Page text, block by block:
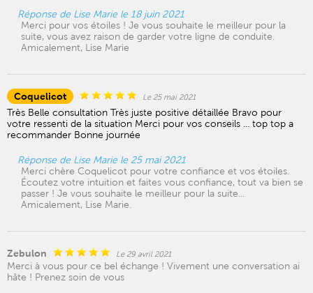
Réponse de Lise Marie le 18 juin 2021
Merci pour vos étoiles ! Je vous souhaite le meilleur pour la
suite, vous avez raison de garder votre ligne de conduite.
Amicalement, Lise Marie
Coquelicot Le 25 mai 2021
Très Belle consultation Très juste positive détaillée Bravo pour
votre ressenti de la situation Merci pour vos conseils ... top top a
recommander Bonne journée
Réponse de Lise Marie le 25 mai 2021
Merci chère Coquelicot pour votre confiance et vos étoiles.
Écoutez votre intuition et faites vous confiance, tout va bien se
passer ! Je vous souhaite le meilleur pour la suite...
Amicalement, Lise Marie.
Zebulon Le 29 avril 2021
Merci à vous pour ce bel échange ! Vivement une conversation ai
hâte ! Prenez soin de vous